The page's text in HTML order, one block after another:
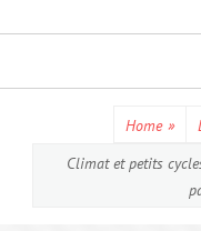
Home »
Climat et petits